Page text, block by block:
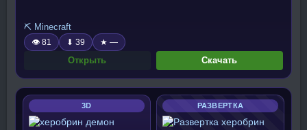
⛏️ Minecraft
👁 81 ⬇ 39 ★ —
Открыть Скачать
3D РАЗВЕРТКА